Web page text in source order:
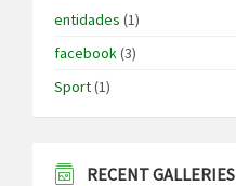
entidades (1)
facebook(3)
Sport(1)
RECENT GALLERIES